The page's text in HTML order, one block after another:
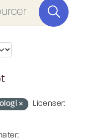
Licenser: